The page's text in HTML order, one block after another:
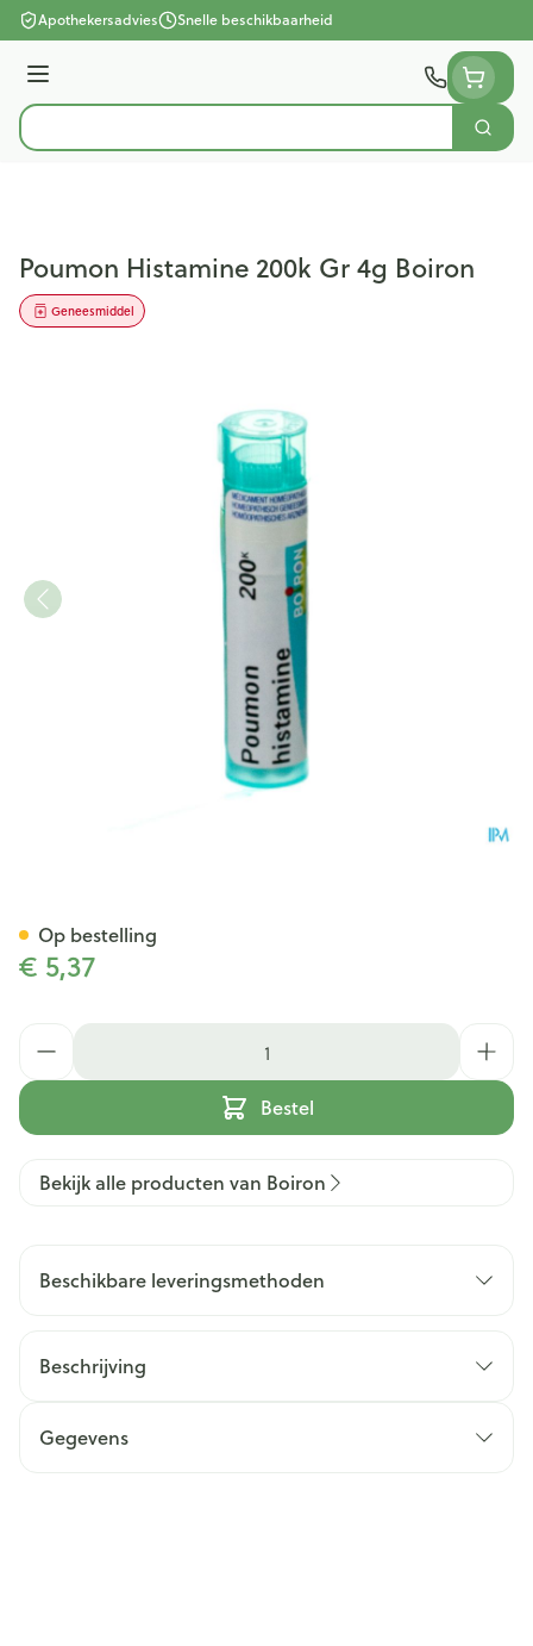
Ga naar de inhoud
Apothekersadvies Snelle beschikbaarheid
Menu
Product, merk, categorie...
Zoek
Poumon Histamine 200k Gr 4g Boiron
Geneesmiddel
€ 5,37
Bestel
Op bestelling
Bekijk alle producten van Boiron
Beschikbare leveringsmethoden
Beschrijving
Gegevens